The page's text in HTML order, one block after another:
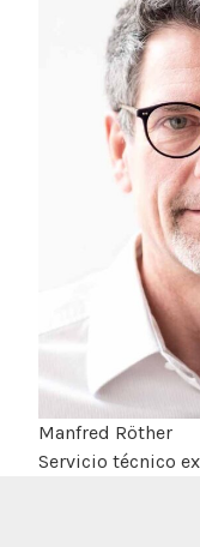
Manfred Röther
Servicio técnico